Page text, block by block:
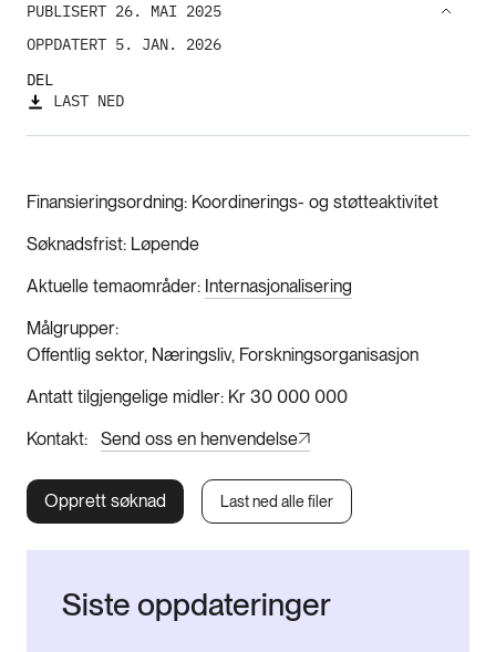
PUBLISERT 26. MAI 2025
OPPDATERT 5. JAN. 2026
DEL
LAST NED
Finansieringsordning Koordinerings- og støtteaktivitet
Søknadsfrist Løpende
Aktuelle temaområder Internasjonalisering
Målgrupper
Offentlig sektor, Næringsliv, Forskningsorganisasjon
Antatt tilgjengelige midler Kr 30 000 000
Kontakt
Send oss en henvendelse
Opprett søknad Last ned alle filer
Siste oppdateringer